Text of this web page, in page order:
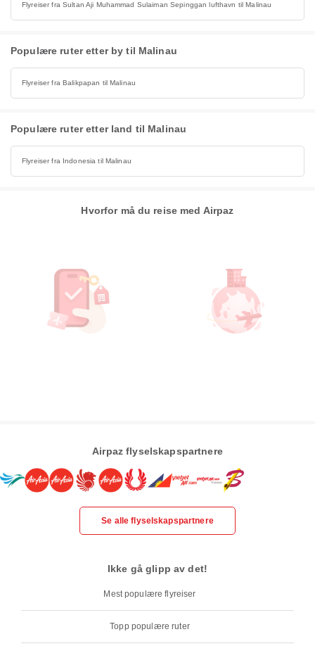
Flyreiser fra Sultan Aji Muhammad Sulaiman Sepinggan lufthavn til Malinau
Populære ruter etter by til Malinau
Flyreiser fra Balikpapan til Malinau
Populære ruter etter land til Malinau
Flyreiser fra Indonesia til Malinau
Hvorfor må du reise med Airpaz
Airpaz flyselskapspartnere
Se alle flyselskapspartnere
Ikke gå glipp av det!
Mest populære flyreiser
Topp populære ruter